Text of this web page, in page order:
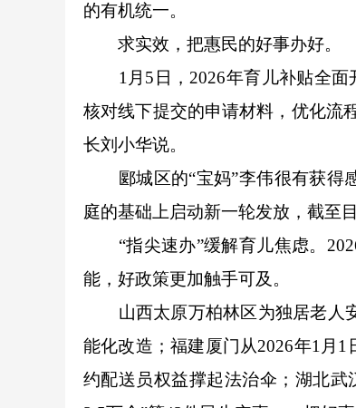
的有机统一。
求实效，把惠民的好事办好。
1月5日，2026年育儿补贴全面开
核对线下提交的申请材料，优化流
长刘小华说。
郾城区的“宝妈”李伟很有获得感
庭的基础上启动新一轮发放，截至
“指尖速办”缓解育儿焦虑。
能，好政策更加触手可及。
山西太原万柏林区为独居老人安
能化改造；福建厦门从2026年1月
约配送员权益撑起法治伞；湖北武